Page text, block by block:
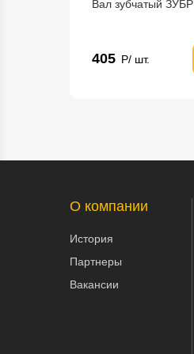
Вал зубчатый ЗУБР
405 Р/ шт.
О компании
История
Партнеры
Вакансии